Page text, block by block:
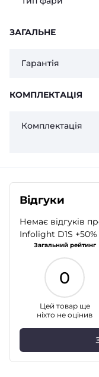
ЗАГАЛЬНЕ
Гарантія
КОМПЛЕКТАЦІЯ
Комплектація
Відгуки
Немає відгуків
Infolight D1S
Загальний рейтинг
0
Цей товар ще
ніхто не оцінив